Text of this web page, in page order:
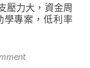
壓力大，資金周
學專案，低利率